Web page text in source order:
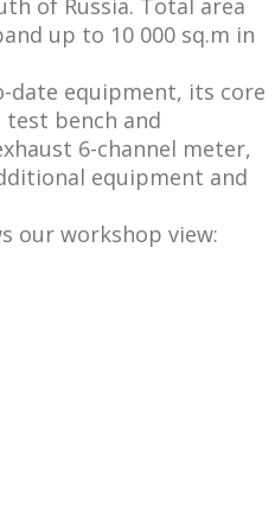
of Russia. Total area
up to 10 000 sq.m in
date equipment, its core
test bench and
6-channel meter,
equipment and
our workshop view: